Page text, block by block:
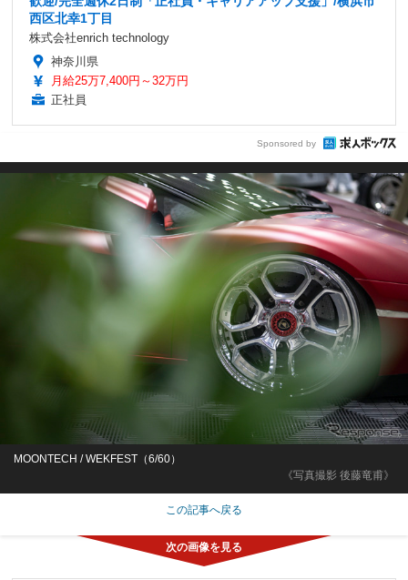
西区北幸1丁目
株式会社enrich technology
神奈川県
月給25万7,400円～32万円
正社員
Sponsored by
《写真撮影 後藤竜甫》
MOONTECH / WEKFEST（6/60）
この記事へ戻る